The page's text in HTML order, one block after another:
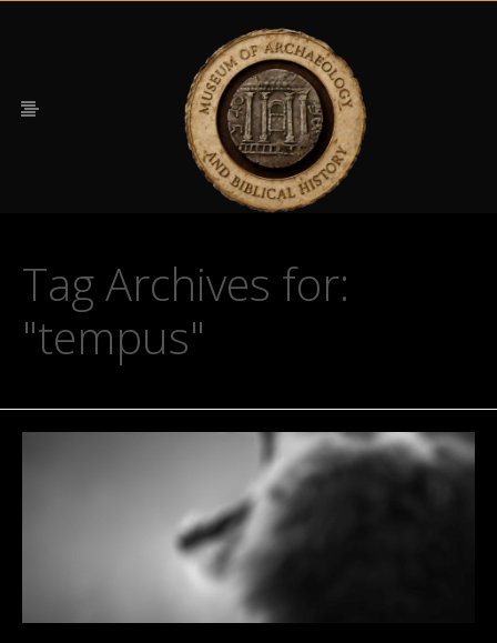
Tag Archives for:
"tempus"